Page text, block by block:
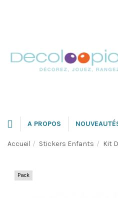
A PROPOS
Accueil Stickers Enfants Kit
Pack